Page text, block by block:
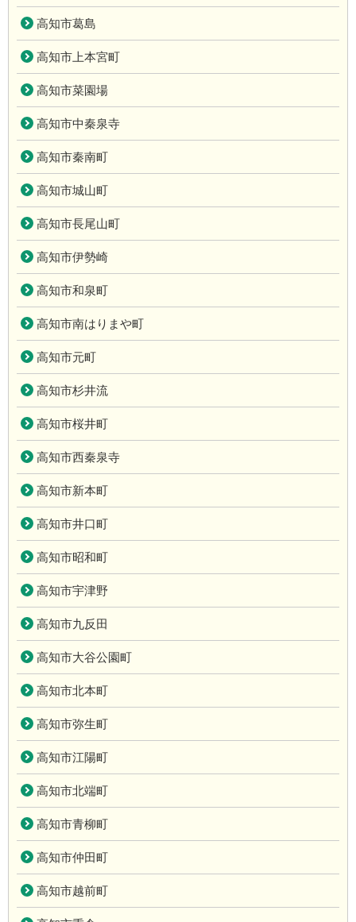
高知市葛島
高知市上本宮町
高知市菜園場
高知市中秦泉寺
高知市秦南町
高知市城山町
高知市長尾山町
高知市伊勢崎
高知市和泉町
高知市南はりまや町
高知市元町
高知市杉井流
高知市桜井町
高知市西秦泉寺
高知市新本町
高知市井口町
高知市昭和町
高知市宇津野
高知市九反田
高知市大谷公園町
高知市北本町
高知市弥生町
高知市江陽町
高知市北端町
高知市青柳町
高知市仲田町
高知市越前町